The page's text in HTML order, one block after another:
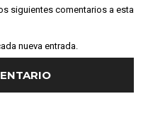
siguientes comentarios a esta
nueva entrada.